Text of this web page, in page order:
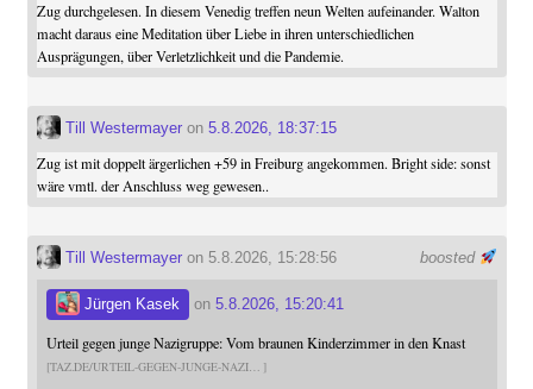
Zug durchgelesen. In diesem Venedig treffen neun Welten aufeinander. Walton
macht daraus eine Meditation über Liebe in ihren unterschiedlichen
Ausprägungen, über Verletzlichkeit und die Pandemie.
Till Westermayeron 5.8.2026, 18:37:15
Zug ist mit doppelt ärgerlichen +59 in Freiburg angekommen. Bright side: sonst
wäre vmtl. der Anschluss weg gewesen..
boosted
Till Westermayeron 5.8.2026, 15:28:56
Jürgen Kasek on 5.8.2026, 15:20:41
Urteil gegen junge Nazigruppe: Vom braunen Kinderzimmer in den Knast
TAZ.DE/URTEIL-GEGEN-JUNGE-NAZI